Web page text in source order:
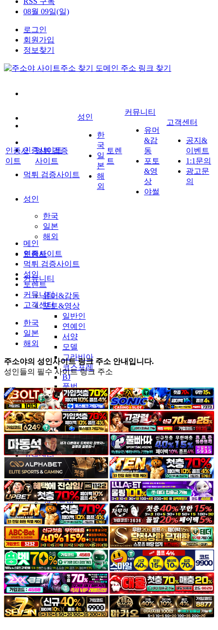
08월 09일(일)
로그인
회원가입
정보찾기
인증사이트
먹튀 검증사이트
성인
한국
일본
해외
토렌트
커뮤니티
유머&감동
포토&영상
일반인
연예인
서양
모델
그라비아
코스프레
BJ
품번
후방주의
움짤
스포츠
기타
야썰
고객센터
공지&이벤트
공지
1:1문의
광고문의
인증사
이트
먹튀 검증
사이트
성인
한
국
일
본
해
외
토렌
트
커뮤니티
유머
&감
동
포토
&영
상
야썰
고객센터
공지&
이벤트
1:1문의
광고문
의
메인
인증사이트
먹튀 검증사이트
성인
토렌트
커뮤니티
고객센터
한국
일본
해외
주소야의 성인사이트 링크 주소 안내입니다.
성인들의 필수 사이트 링크 주소